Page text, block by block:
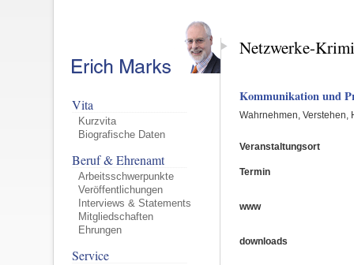
Vita
Kurzvita
Biografische Daten
Beruf & Ehrenamt
Arbeitsschwerpunkte
Veröffentlichungen
Interviews & Statements
Mitgliedschaften
Ehrungen
Service
Netzwerke-
Kommunikation und
Wahrnehmen, Verstehen,
Veranstaltungsort
Termin
www
downloads